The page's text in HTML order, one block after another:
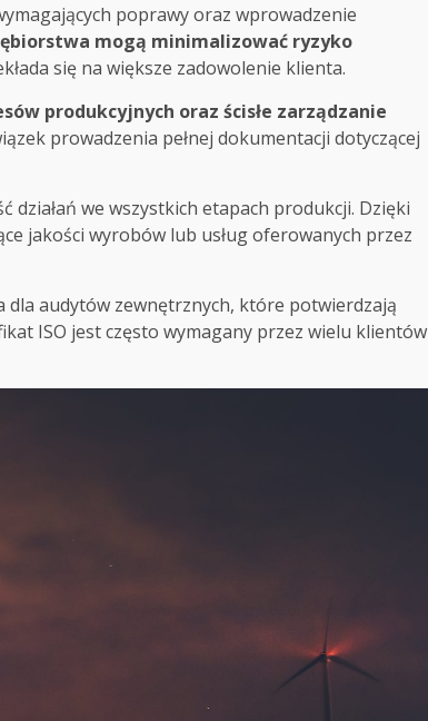
poprawy oraz wprowadzenie
mogą minimalizować ryzyko
się na większe zadowolenie klienta.
produkcyjnych oraz ścisłe zarządzanie
prowadzenia pełnej dokumentacji dotyczącej
we wszystkich etapach produkcji. Dzięki
jakości wyrobów lub usług oferowanych przez
audytów zewnętrznych, które potwierdzają
ISO jest często wymagany przez wielu klientów